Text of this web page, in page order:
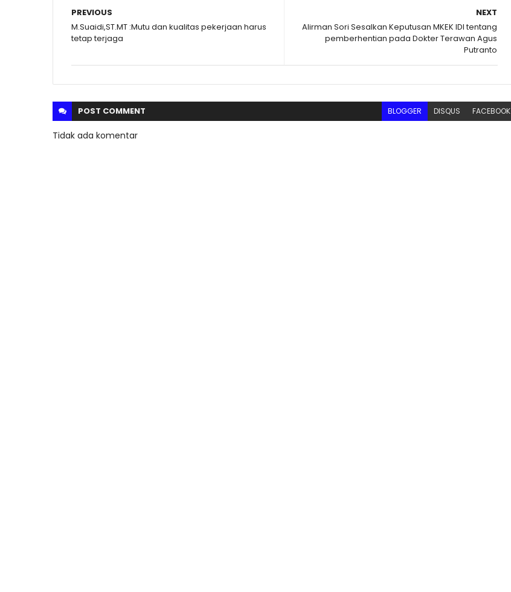
NEXT
Alirman Sori Sesalkan Keputusan MKEK IDI tentang
pemberhentian pada Dokter Terawan Agus
Putranto
PREVIOUS
M.Suaidi,ST.MT :Mutu dan kualitas pekerjaan harus
tetap terjaga
POST COMMENT BLOGGER DISQUS FACEBOOK
Tidak ada komentar